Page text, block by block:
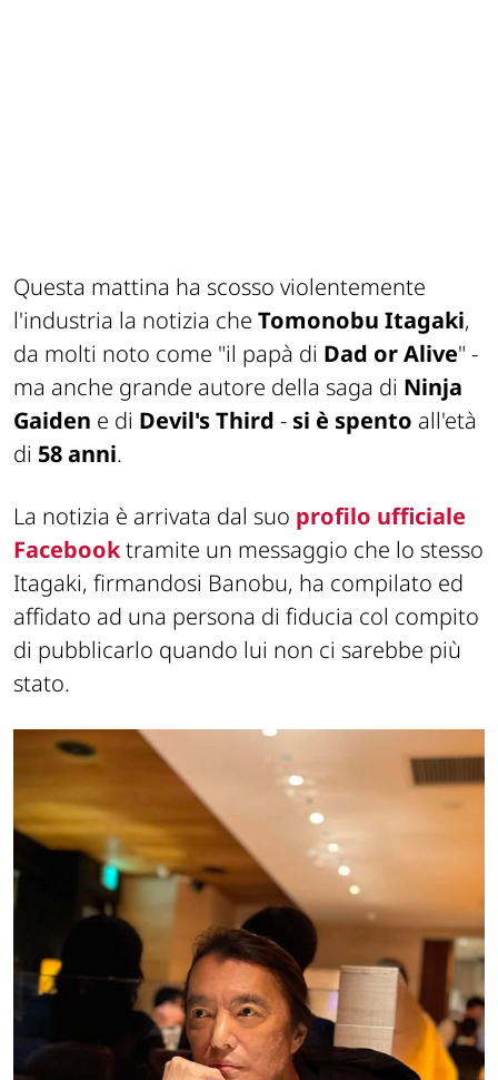
Questa mattina ha scosso violentemente
l'industria la notizia che Tomonobu Itagaki,
da molti noto come "il papà di Dad or Alive" -
ma anche grande autore della saga di Ninja
Gaiden e di Devil's Third - si è spento all'età
di 58 anni.
La notizia è arrivata dal suo profilo ufficiale
Facebooktramite un messaggio che lo stesso
Itagaki, firmandosi Banobu, ha compilato ed
affidato ad una persona di fiducia col compito
di pubblicarlo quando lui non ci sarebbe più
stato.